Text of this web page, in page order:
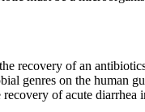
recovery of an
genres on the human
of acute diarrhea